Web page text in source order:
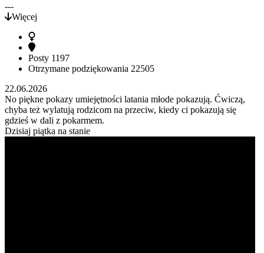
---
Więcej
Posty 1197
Otrzymane podziękowania 22505
22.06.2026
No piękne pokazy umiejętności latania młode pokazują. Ćwiczą,
chyba też wylatują rodzicom na przeciw, kiedy ci pokazują się
gdzieś w dali z pokarmem.
Dzisiaj piątka na stanie